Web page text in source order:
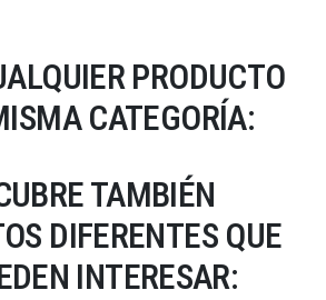
PRODUCTO
CATEGORÍA:
TAMBIÉN
DIFERENTES QUE
INTERESAR: